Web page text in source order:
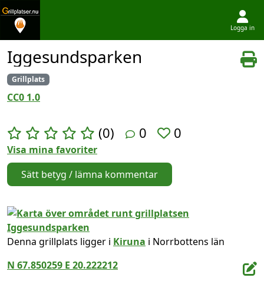
Logga in
Iggesundsparken
Grillplats
CC0 1.0
(0) 0 0
Visa mina favoriter
Sätt betyg / lämna kommentar
Denna grillplats ligger i Kiruna i Norrbottens län
N 67.850259 E 20.222212